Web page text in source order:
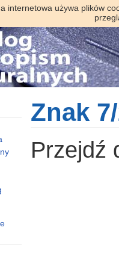
internetowa używa plików
Znak
Przejdź